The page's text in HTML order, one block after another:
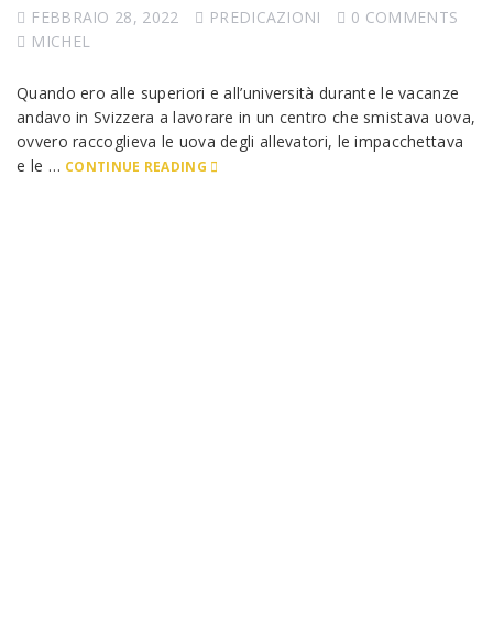
FEBBRAIO 28, 2022 PREDICAZIONI
0 COMMENTS
MICHEL
Quando ero alle superiori e all’università durante le vacanze
andavo in Svizzera a lavorare in un centro che smistava uova,
ovvero raccoglieva le uova degli allevatori, le impacchettava
e le … CONTINUE READING